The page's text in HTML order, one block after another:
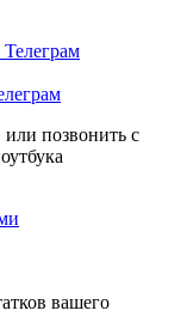
или позвонить с
вашего